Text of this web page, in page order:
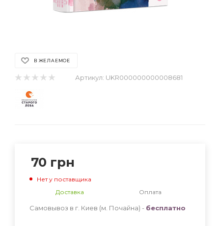
В ЖЕЛАЕМОЕ
Артикул: UKR000000000008681
70 грн
Нет у поставщика
Доставка
Оплата
Самовывоз в г. Киев (м. Почайна) - бесплатно